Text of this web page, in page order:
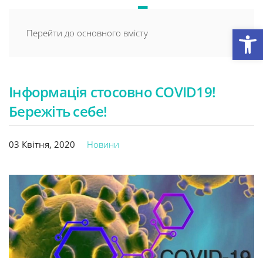
Перейти до основного вмісту
Інформація стосовно COVID19!
Бережіть себе!
03 Квітня, 2020 Новини